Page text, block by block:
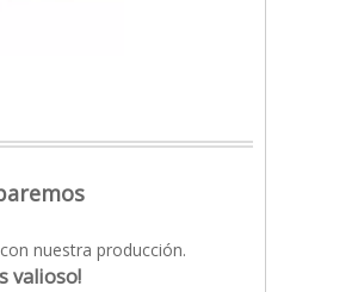
nuestra producción.
valioso!